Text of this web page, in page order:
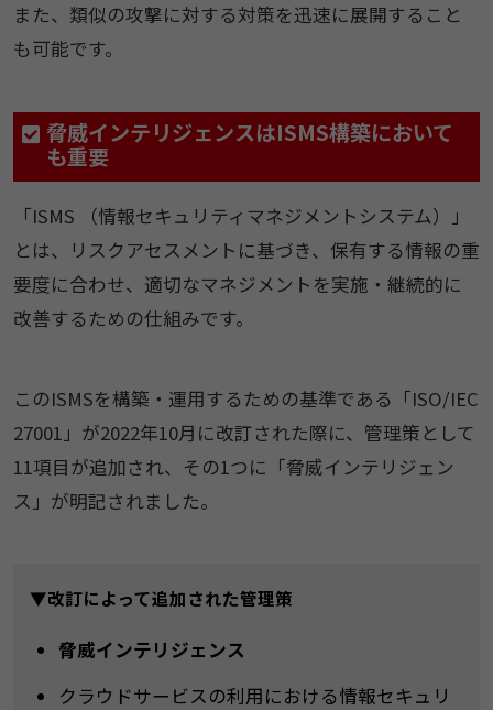
また、類似の攻撃に対する対策を迅速に展開すること
も可能です。
脅威インテリジェンスはISMS構築において
も重要
「ISMS （情報セキュリティマネジメントシステム）」
とは、リスクアセスメントに基づき、保有する情報の重
要度に合わせ、適切なマネジメントを実施・継続的に
改善するための仕組みです。
このISMSを構築・運用するための基準である「ISO/IEC
27001」が2022年10月に改訂された際に、管理策として
11項目が追加され、その1つに「脅威インテリジェン
ス」が明記されました。
▼改訂によって追加された管理策
脅威インテリジェンス
クラウドサービスの利用における情報セキュリ